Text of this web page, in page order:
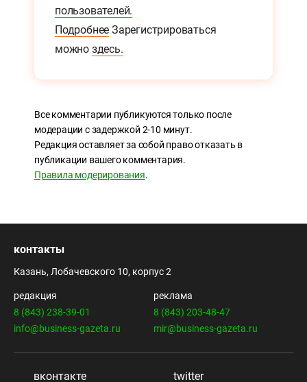
пользователей.
Подробнее Зарегистрироваться
можно здесь.
Все комментарии публикуются только после
модерации с задержкой 2-10 минут.
Редакция оставляет за собой право отказать в
публикации вашего комментария.
Правила модерирования.
контакты
Казань, Лобачевского 10, корпус 2
редакция
8 (843) 238-39-01
info@business-gazeta.ru
реклама
8 (843) 203-48-47
mir@business-gazeta.ru
вконтакте twitter